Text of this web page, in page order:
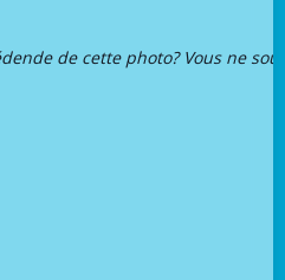
de cette photo? Vous ne